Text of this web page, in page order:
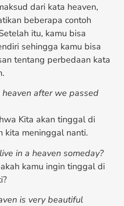
dari kata heaven,
beberapa contoh
itu, kamu bisa
sehingga kamu bisa
tentang perbedaan kata
after we passed
Kita akan tinggal di
kita meninggal nanti.
in a heaven someday?
kamu ingin tinggal di
is very beautiful